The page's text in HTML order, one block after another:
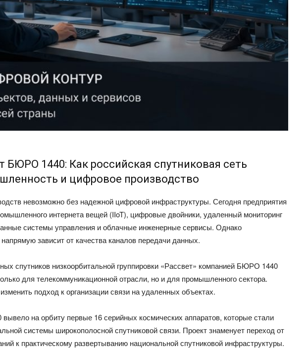
БЮРО 1440: Как российская спутниковая сеть
и цифровое производство
невозможно без надежной цифровой инфраструктуры. Сегодня предприятия
интернета вещей (IIoT), цифровые двойники, удаленный мониторинг
системы управления и облачные инженерные сервисы. Однако
зависит от качества каналов передачи данных.
спутников низкоорбитальной группировки «Рассвет» компанией БЮРО 1440
для телекоммуникационной отрасли, но и для промышленного сектора.
подход к организации связи на удаленных объектах.
на орбиту первые 16 серийных космических аппаратов, которые стали
системы широкополосной спутниковой связи. Проект знаменует переход от
к практическому развертыванию национальной спутниковой инфраструктуры.